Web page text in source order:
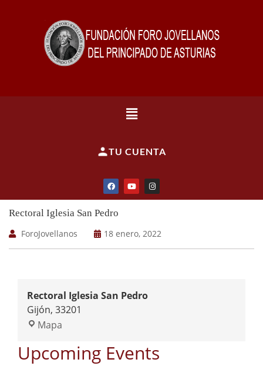
TU CUENTA
Rectoral Iglesia San Pedro
ForoJovellanos
18 enero, 2022
Rectoral Iglesia San Pedro
Gijón, 33201
Mapa
Upcoming Events